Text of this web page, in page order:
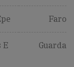
Faro
E
Guarda